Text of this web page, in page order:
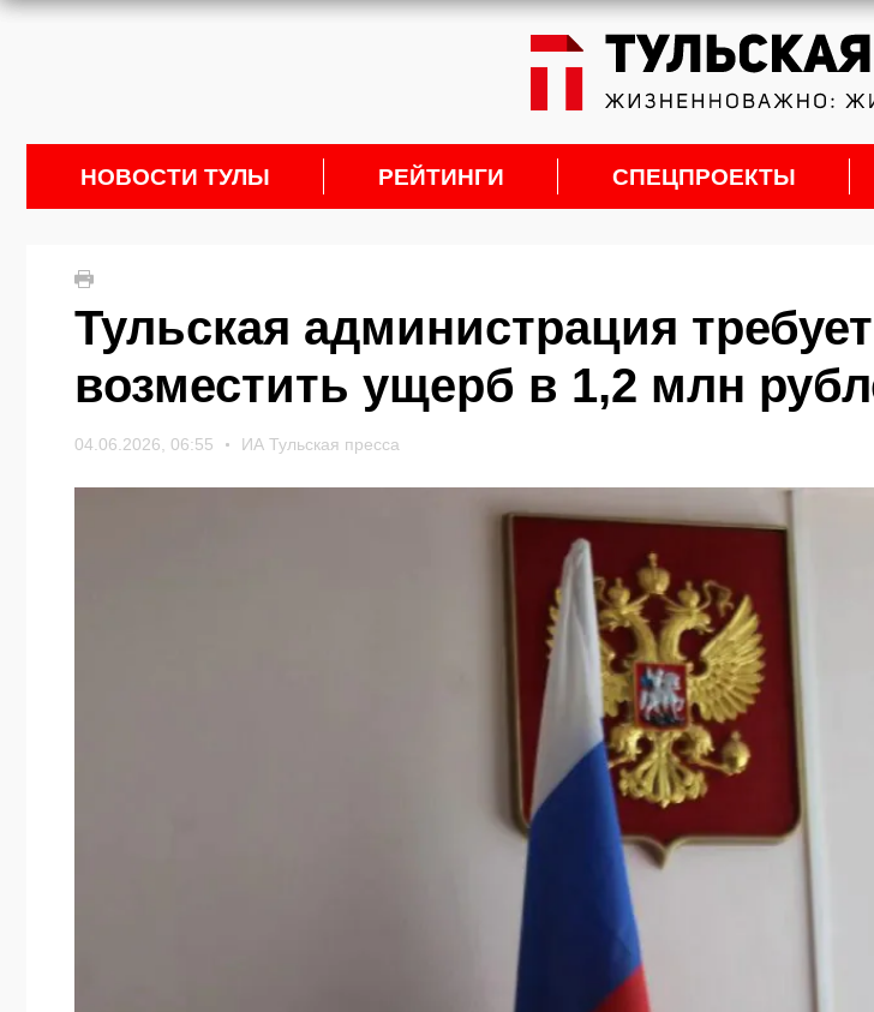
НОВОСТИ ТУЛЫ РЕЙТИНГИ СПЕЦПРОЕКТЫ
Тульская администрация
возместить ущерб в 1,2 млн
04.06.2026, 06:55 ИА Тульская пресса